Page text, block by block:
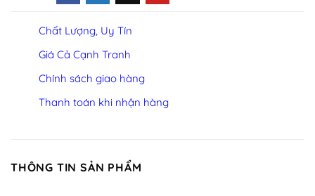
Chất Lượng, Uy Tín
Giá Cả Cạnh Tranh
Chính sách giao hàng
Thanh toán khi nhận hàng
THÔNG TIN SẢN PHẨM